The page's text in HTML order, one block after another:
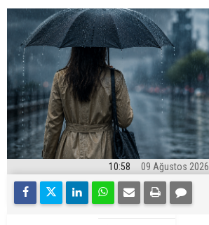
10:58 09 Ağustos 2026